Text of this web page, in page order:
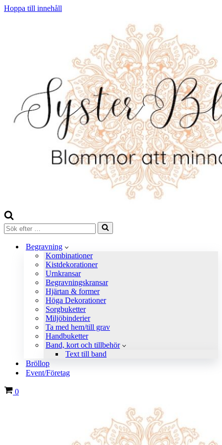
Hoppa till innehåll
Sök
efter
Begravning
Kombinationer
Kistdekorationer
Urnkransar
Begravningskransar
Hjärtan & former
Höga Dekorationer
Sorgbuketter
Miljöbinderier
Ta med hem/till grav
Handbuketter
Band, kort och tillbehör
Text till band
Bröllop
Event/Företag
Varukorg
0